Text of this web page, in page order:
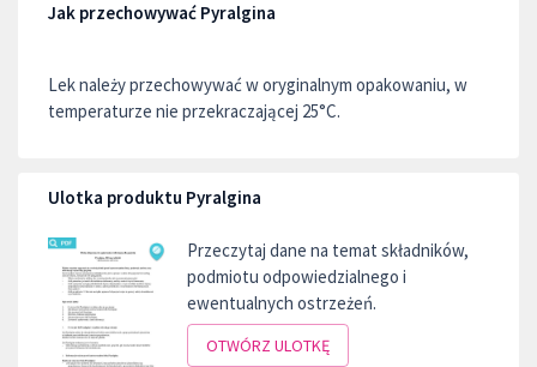
Jak przechowywać Pyralgina
Lek należy przechowywać w oryginalnym opakowaniu, w
temperaturze nie przekraczającej 25°C.
Ulotka produktu Pyralgina
Przeczytaj dane na temat składników,
podmiotu odpowiedzialnego i
ewentualnych ostrzeżeń.
OTWÓRZ ULOTKĘ